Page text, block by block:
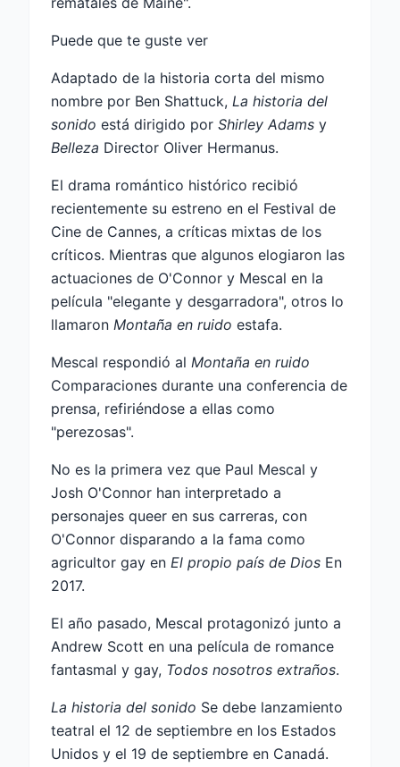
Puede que te guste ver
Adaptado de la historia corta del mismo
nombre por Ben Shattuck, La historia del
sonido está dirigido por Shirley Adams y
Belleza Director Oliver Hermanus.
El drama romántico histórico recibió
recientemente su estreno en el Festival de
Cine de Cannes, a críticas mixtas de los
críticos. Mientras que algunos elogiaron las
actuaciones de O'Connor y Mescal en la
película "elegante y desgarradora", otros lo
llamaron Montaña en ruido estafa.
Mescal respondió al Montaña en ruido
Comparaciones durante una conferencia de
prensa, refiriéndose a ellas como
"perezosas".
No es la primera vez que Paul Mescal y
Josh O'Connor han interpretado a
personajes queer en sus carreras, con
O'Connor disparando a la fama como
agricultor gay en El propio país de Dios En
2017.
El año pasado, Mescal protagonizó junto a
Andrew Scott en una película de romance
fantasmal y gay, Todos nosotros extraños.
La historia del sonido Se debe lanzamiento
teatral el 12 de septiembre en los Estados
Unidos y el 19 de septiembre en Canadá.